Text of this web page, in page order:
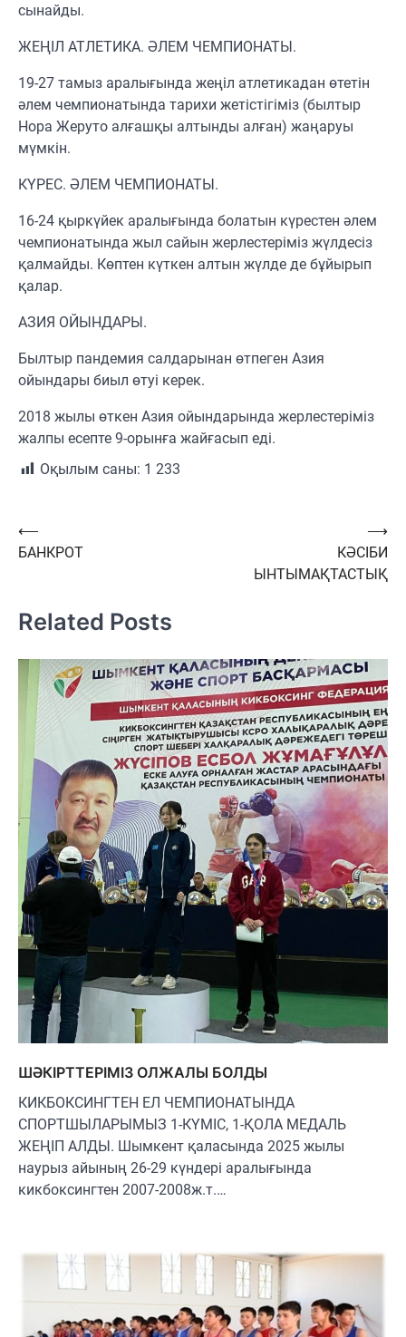
сынайды.
ЖЕҢІЛ АТЛЕТИКА. ӘЛЕМ ЧЕМПИОНАТЫ.
19-27 тамыз аралығында жеңіл атлетикадан өтетін
әлем чемпионатында тарихи жетістігіміз (былтыр
Нора Жеруто алғашқы алтынды алған) жаңаруы
мүмкін.
КҮРЕС. ӘЛЕМ ЧЕМПИОНАТЫ.
16-24 қыркүйек аралығында болатын күрестен әлем
чемпионатында жыл сайын жерлестеріміз жүлдесіз
қалмайды. Көптен күткен алтын жүлде де бұйырып
қалар.
АЗИЯ ОЙЫНДАРЫ.
Былтыр пандемия салдарынан өтпеген Азия
ойындары биыл өтуі керек.
2018 жылы өткен Азия ойындарында жерлестеріміз
жалпы есепте 9-орынға жайғасып еді.
Оқылым саны: 1 233
Навигация
по
⟵
БАНКРОТ
КӘСІБИ
ЫНТЫМАҚТАСТЫҚ
⟶
Related Posts
ШӘКІРТТЕРІМІЗ ОЛЖАЛЫ БОЛДЫ
КИКБОКСИНГТЕН ЕЛ ЧЕМПИОНАТЫНДА
СПОРТШЫЛАРЫМЫЗ 1-КҮМІС, 1-ҚОЛА МЕДАЛЬ
ЖЕҢІП АЛДЫ. Шымкент қаласында 2025 жылы
наурыз айының 26-29 күндері аралығында
кикбоксингтен 2007-2008ж.т.…